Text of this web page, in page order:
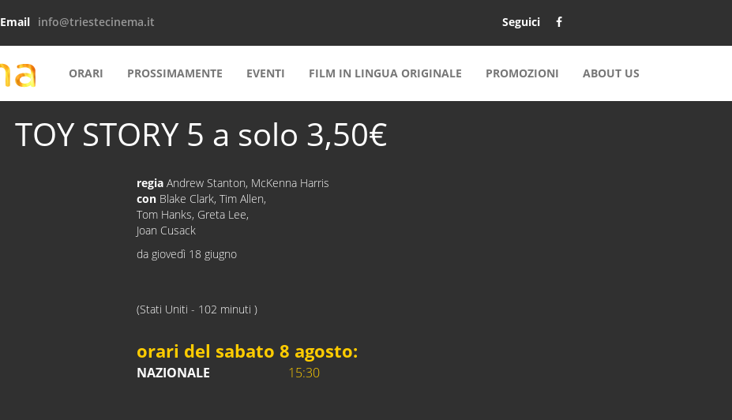
Email info@triestecinema.it Seguici
ORARI PROSSIMAMENTE EVENTI FILM IN LINGUA ORIGINALE PROMOZIONI ABOUT US
TOY STORY 5 a solo 3,50€
regiaAndrew Stanton, McKenna Harris
conBlake Clark, Tim Allen,
Tom Hanks, Greta Lee,
Joan Cusack
da giovedì 18 giugno
(Stati Uniti - 102 minuti )
orari del sabato 8 agosto:
NAZIONALE 15:30